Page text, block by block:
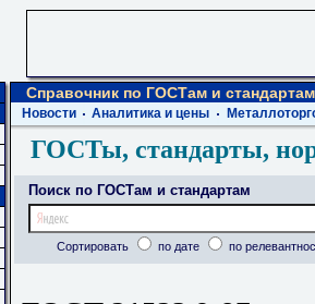
Справочник по ГОСТам и стандартам
Новости Аналитика и цены
ГОСТы, стандарты,
Поиск по ГОСТам и стандартам
Сортировать по дате по